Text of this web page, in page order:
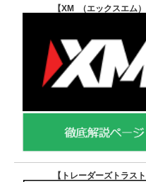
【XM （エックスエム）
【トレーダーズトラスト